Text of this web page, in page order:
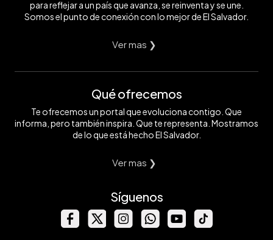
para reflejar a un país que avanza, se reinventa y se une.
Somos el punto de conexión con lo mejor de El Salvador.
Ver mas ❯
Qué ofrecemos
Te ofrecemos un portal que evoluciona contigo. Que
informa, pero también inspira. Que te representa. Mostramos
de lo que está hecho El Salvador.
Ver mas ❯
Síguenos